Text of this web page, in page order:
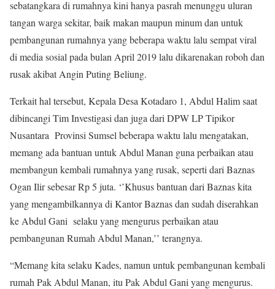
sebatangkara di rumahnya kini hanya pasrah menunggu uluran
tangan warga sekitar, baik makan maupun minum dan untuk
pembangunan rumahnya yang beberapa waktu lalu sempat viral
di media sosial pada bulan April 2019 lalu dikarenakan roboh dan
rusak akibat Angin Puting Beliung.
Terkait hal tersebut, Kepala Desa Kotadaro 1, Abdul Halim saat
dibincangi Tim Investigasi dan juga dari DPW LP Tipikor
Nusantara Provinsi Sumsel beberapa waktu lalu mengatakan,
memang ada bantuan untuk Abdul Manan guna perbaikan atau
membangun kembali rumahnya yang rusak, seperti dari Baznas
Ogan Ilir sebesar Rp 5 juta. ‘’Khusus bantuan dari Baznas kita
yang mengambilkannya di Kantor Baznas dan sudah diserahkan
ke Abdul Gani selaku yang mengurus perbaikan atau
pembangunan Rumah Abdul Manan,’’ terangnya.
“Memang kita selaku Kades, namun untuk pembangunan kembali
rumah Pak Abdul Manan, itu Pak Abdul Gani yang mengurus.